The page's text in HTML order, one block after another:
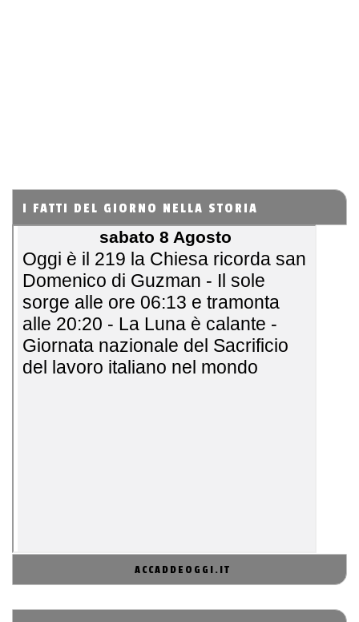
I FATTI DEL GIORNO NELLA STORIA
ACCADDEOGGI.IT